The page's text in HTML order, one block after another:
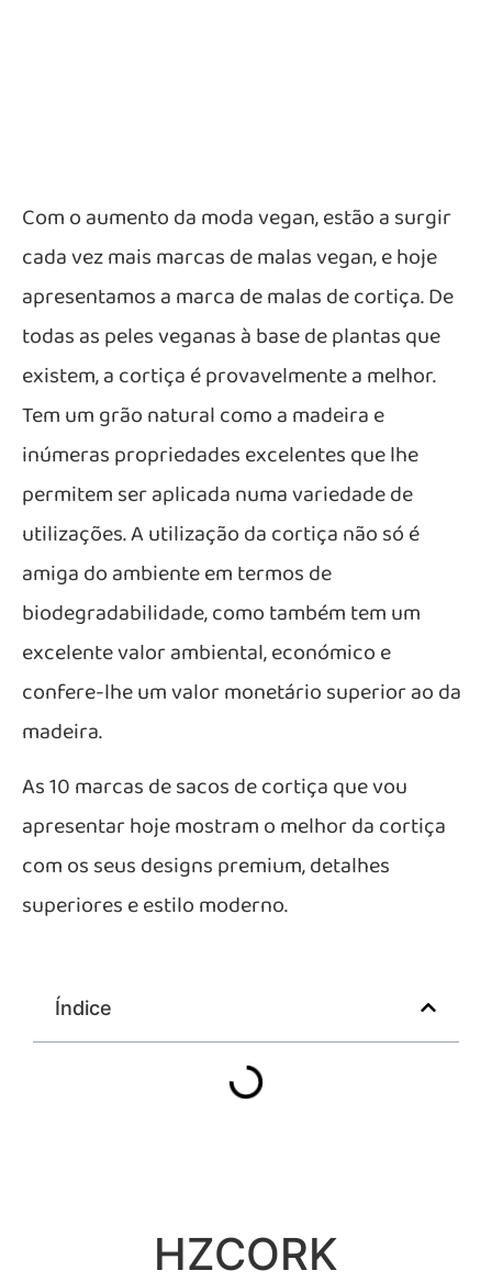
Com o aumento da moda vegan, estão a surgir
cada vez mais marcas de malas vegan, e hoje
apresentamos a marca de malas de cortiça. De
todas as peles veganas à base de plantas que
existem, a cortiça é provavelmente a melhor.
Tem um grão natural como a madeira e
inúmeras propriedades excelentes que lhe
permitem ser aplicada numa variedade de
utilizações. A utilização da cortiça não só é
amiga do ambiente em termos de
biodegradabilidade, como também tem um
excelente valor ambiental, económico e
confere-lhe um valor monetário superior ao da
madeira.
As 10 marcas de sacos de cortiça que vou
apresentar hoje mostram o melhor da cortiça
com os seus designs premium, detalhes
superiores e estilo moderno.
Índice
HZCORK